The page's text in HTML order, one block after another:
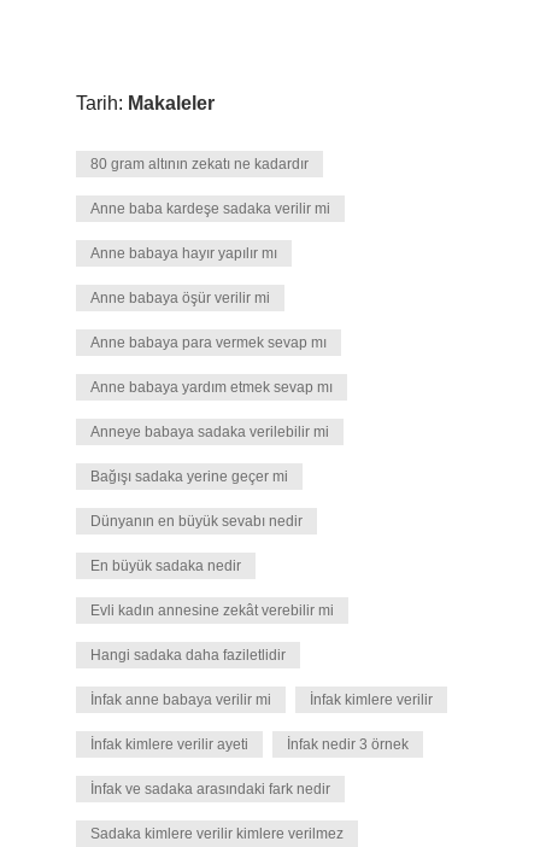
Tarih: Makaleler
80 gram altının zekatı ne kadardır
Anne baba kardeşe sadaka verilir mi
Anne babaya hayır yapılır mı
Anne babaya öşür verilir mi
Anne babaya para vermek sevap mı
Anne babaya yardım etmek sevap mı
Anneye babaya sadaka verilebilir mi
Bağışı sadaka yerine geçer mi
Dünyanın en büyük sevabı nedir
En büyük sadaka nedir
Evli kadın annesine zekât verebilir mi
Hangi sadaka daha faziletlidir
İnfak anne babaya verilir mi İnfak kimlere verilir
İnfak kimlere verilir ayeti İnfak nedir 3 örnek
İnfak ve sadaka arasındaki fark nedir
Sadaka kimlere verilir kimlere verilmez